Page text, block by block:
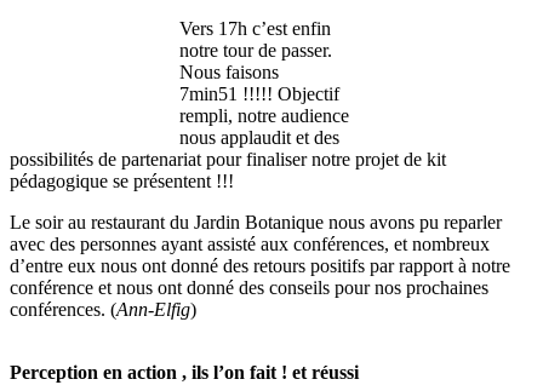
Vers 17h c’est enfin
notre tour de passer.
Nous faisons
7min51 !!!!! Objectif
rempli, notre audience
nous applaudit et des
possibilités de partenariat pour finaliser notre projet de kit
pédagogique se présentent !!!
Le soir au restaurant du Jardin Botanique nous avons pu reparler
avec des personnes ayant assisté aux conférences, et nombreux
d’entre eux nous ont donné des retours positifs par rapport à notre
conférence et nous ont donné des conseils pour nos prochaines
conférences. (Ann-Elfig)
Perception en action , ils l’on fait ! et réussi